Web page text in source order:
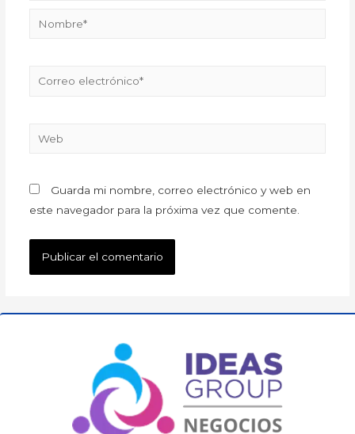
Guarda mi nombre, correo electrónico y web en
este navegador para la próxima vez que comente.